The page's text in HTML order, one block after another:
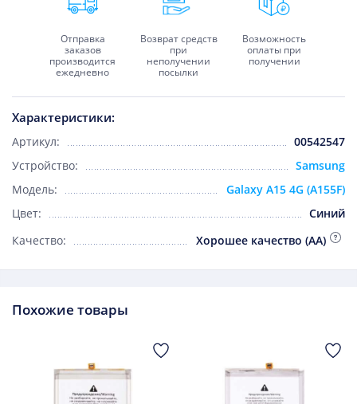
Характеристики:
Артикул:
00542547
Устройство:
Samsung
Модель:
Galaxy A15 4G (A155F)
Цвет:
Синий
Качество:
Хорошее качество (AA)
Похожие товары
Отправка
заказов
производится
ежедневно
Возврат средств
при
неполучении
посылки
Возможность
оплаты при
получении